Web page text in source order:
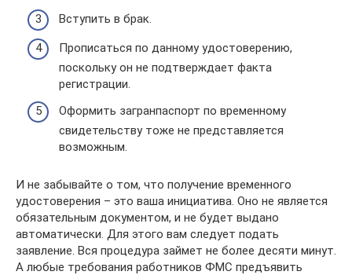
Вступить в брак.
Прописаться по данному удостоверению,
поскольку он не подтверждает факта
регистрации.
Оформить загранпаспорт по временному
свидетельству тоже не представляется
возможным.
И не забывайте о том, что получение временного
удостоверения – это ваша инициатива. Оно не является
обязательным документом, и не будет выдано
автоматически. Для этого вам следует подать
заявление. Вся процедура займет не более десяти минут.
А любые требования работников ФМС предъявить